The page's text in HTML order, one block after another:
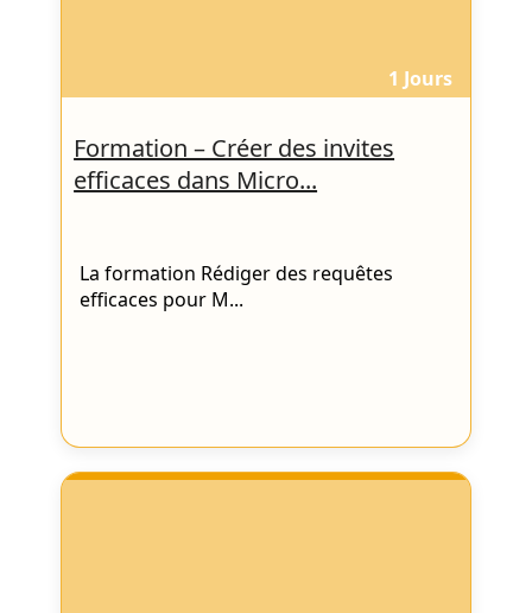
1 Jours
Formation – Créer des invites
efficaces dans Micro...
La formation Rédiger des requêtes
efficaces pour M...